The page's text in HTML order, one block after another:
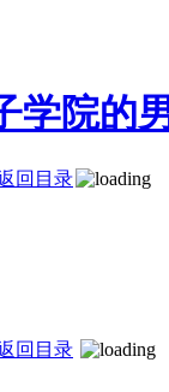
学院的